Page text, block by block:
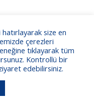
size en
çerezleri
tıklayarak tüm
Kontrollü bir
edebilirsiniz.